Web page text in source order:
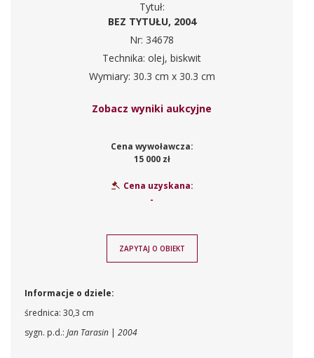
Tytuł:
BEZ TYTUŁU, 2004
Nr: 34678
Technika: olej, biskwit
Wymiary: 30.3 cm x 30.3 cm
Zobacz wyniki aukcyjne
Cena wywoławcza:
15 000 zł
Cena uzyskana:
-
ZAPYTAJ O OBIEKT
Informacje o dziele:
średnica: 30,3 cm
sygn. p.d.: Jan Tarasin | 2004